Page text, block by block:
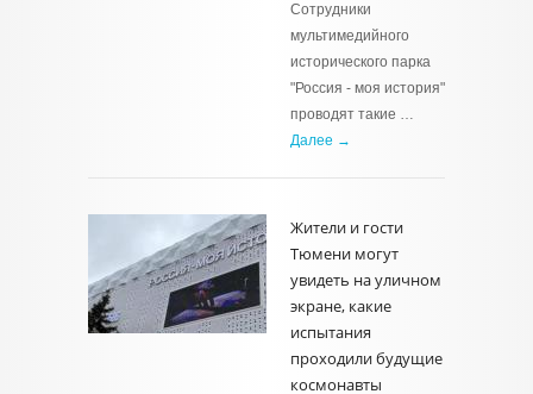
Сотрудники
мультимедийного
исторического парка
"Россия - моя история"
проводят такие …
Далее →
Жители и гости
Тюмени могут
увидеть на уличном
экране, какие
испытания
проходили будущие
космонавты